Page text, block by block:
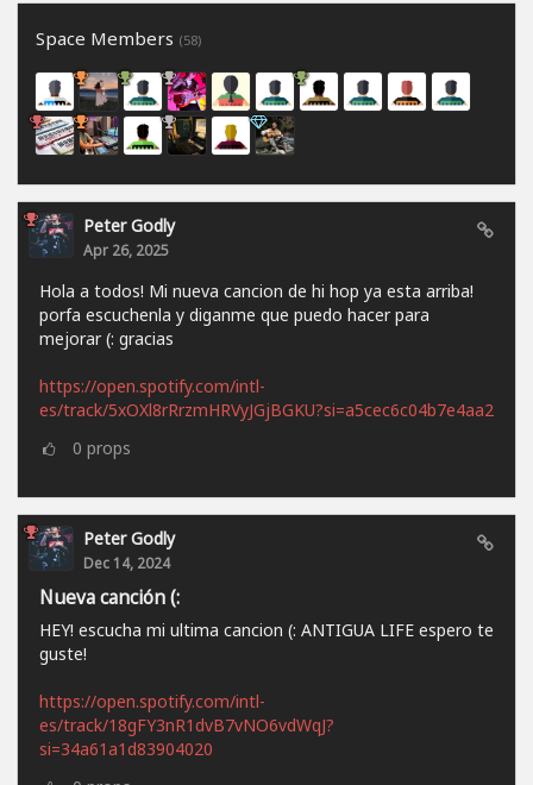
Space Members (58)
Peter Godly
Apr 26, 2025
Hola a todos! Mi nueva cancion de hi hop ya esta arriba!
porfa escuchenla y diganme que puedo hacer para
mejorar (: gracias
https://open.spotify.com/intl-
es/track/5xOXl8rRrzmHRVyJGjBGKU?si=a5cec6c04b7e4aa2
0 props
Peter Godly
Dec 14, 2024
Nueva canción (:
HEY! escucha mi ultima cancion (: ANTIGUA LIFE espero te
guste!
https://open.spotify.com/intl-
es/track/18gFY3nR1dvB7vNO6vdWqJ?
si=34a61a1d83904020